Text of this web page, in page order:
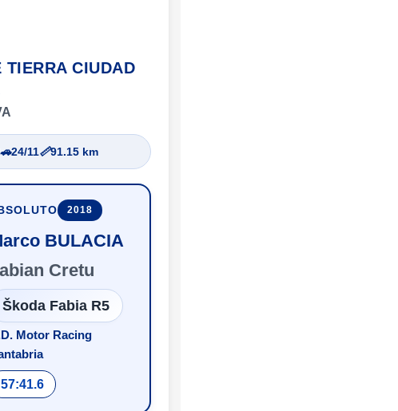
TIERRA CIUDAD
🚗24/11📏91.15 km
2018
BULACIA
Cretu
Škoda Fabia R5
Motor Racing
57:41.6